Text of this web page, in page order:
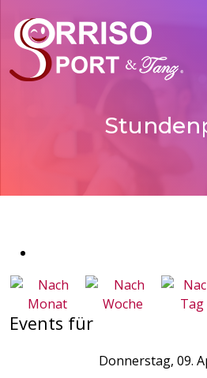
Events für
Donnerstag, 09.